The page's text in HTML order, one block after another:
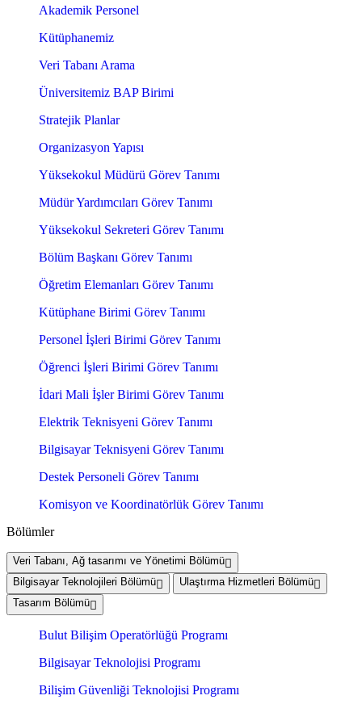
Akademik Personel
Kütüphanemiz
Veri Tabanı Arama
Üniversitemiz BAP Birimi
Stratejik Planlar
Organizasyon Yapısı
Yüksekokul Müdürü Görev Tanımı
Müdür Yardımcıları Görev Tanımı
Yüksekokul Sekreteri Görev Tanımı
Bölüm Başkanı Görev Tanımı
Öğretim Elemanları Görev Tanımı
Kütüphane Birimi Görev Tanımı
Personel İşleri Birimi Görev Tanımı
Öğrenci İşleri Birimi Görev Tanımı
İdari Mali İşler Birimi Görev Tanımı
Elektrik Teknisyeni Görev Tanımı
Bilgisayar Teknisyeni Görev Tanımı
Destek Personeli Görev Tanımı
Komisyon ve Koordinatörlük Görev Tanımı
Bölümler
Veri Tabanı, Ağ tasarımı ve Yönetimi Bölümü
Bilgisayar Teknolojileri Bölümü
Ulaştırma Hizmetleri Bölümü
Tasarım Bölümü
Bulut Bilişim Operatörlüğü Programı
Bilgisayar Teknolojisi Programı
Bilişim Güvenliği Teknolojisi Programı